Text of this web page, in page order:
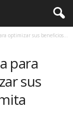
optimizar sus beneficios...
para
sus